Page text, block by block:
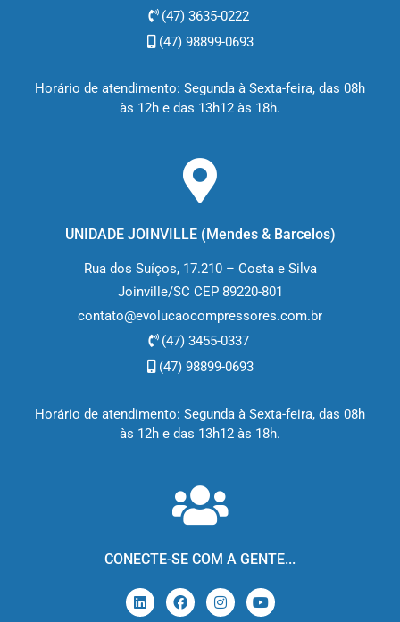
(47) 3635-0222
(47) 98899-0693
Horário de atendimento: Segunda à Sexta-feira, das 08h
às 12h e das 13h12 às 18h.
UNIDADE JOINVILLE (Mendes & Barcelos)
Rua dos Suíços, 17.210 – Costa e Silva
Joinville/SC CEP 89220-801
contato@evolucaocompressores.com.br
(47) 3455-0337
(47) 98899-0693
Horário de atendimento: Segunda à Sexta-feira, das 08h
às 12h e das 13h12 às 18h.
CONECTE-SE COM A GENTE...